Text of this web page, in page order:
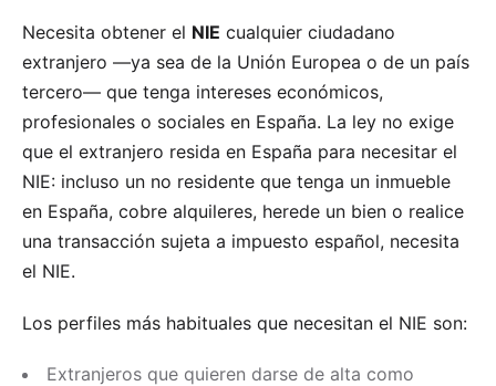
Necesita obtener el NIE cualquier ciudadano
extranjero —ya sea de la Unión Europea o de un país
tercero— que tenga intereses económicos,
profesionales o sociales en España. La ley no exige
que el extranjero resida en España para necesitar el
NIE: incluso un no residente que tenga un inmueble
en España, cobre alquileres, herede un bien o realice
una transacción sujeta a impuesto español, necesita
el NIE.
Los perfiles más habituales que necesitan el NIE son:
Extranjeros que quieren darse de alta como